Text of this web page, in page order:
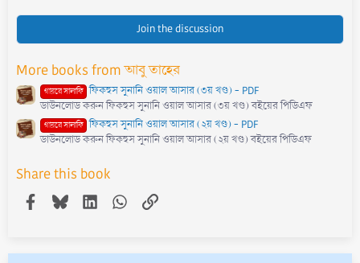
0
(
s
)
Join the discussion
More books from আবু তাহের
গায়রে সালাফি ফিকহুস সুনানি ওয়াল আসার (৩য় খণ্ড) - PDF
ডাউনলোড করুন ফিকহুস সুনানি ওয়াল আসার (৩য় খণ্ড) বইয়ের পিডিএফ
গায়রে সালাফি ফিকহুস সুনানি ওয়াল আসার (২য় খণ্ড) - PDF
ডাউনলোড করুন ফিকহুস সুনানি ওয়াল আসার (২য় খণ্ড) বইয়ের পিডিএফ
Share this book
Facebook
BlueskyLinkedInWhatsApp
Link